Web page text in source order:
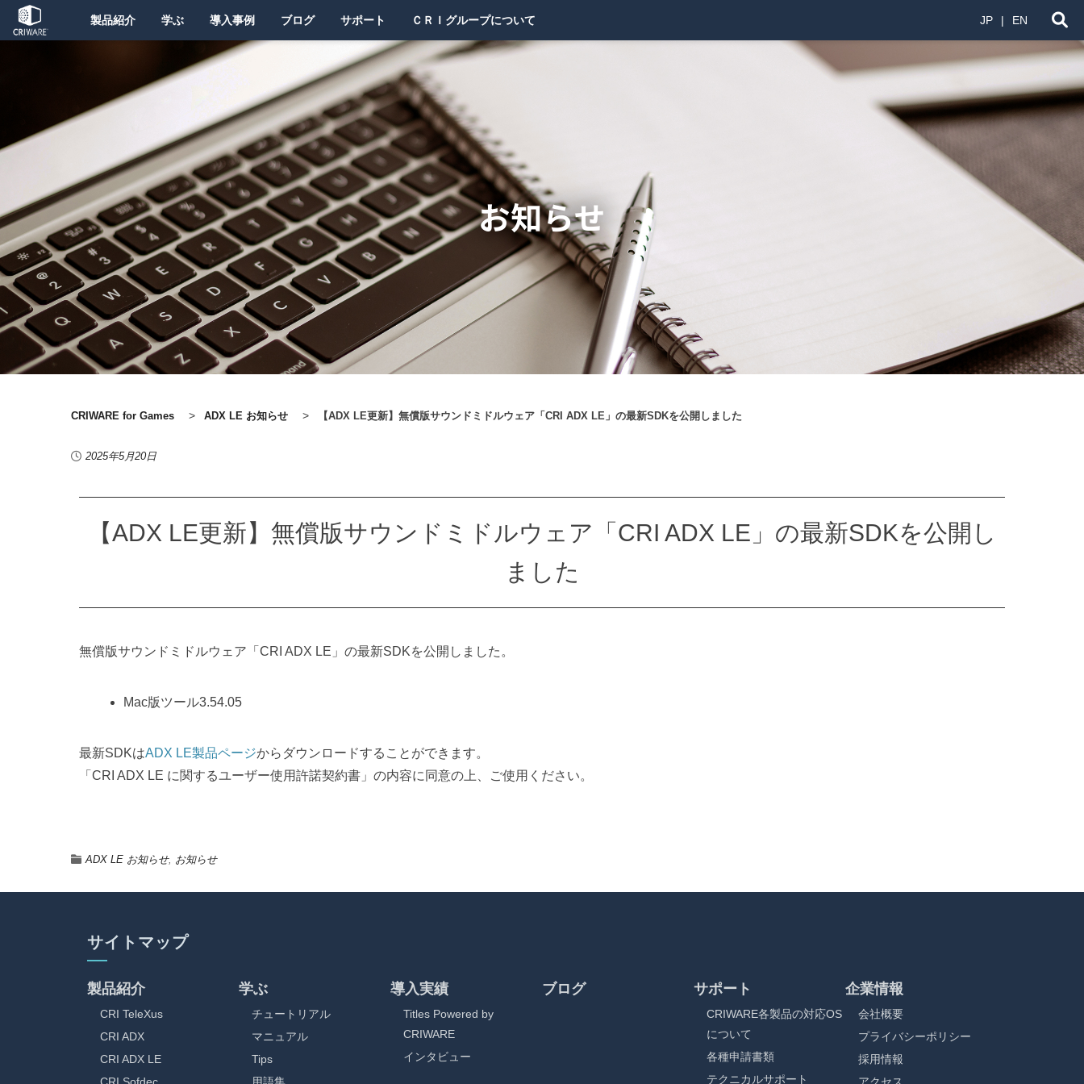
製品紹介 学ぶ 導入事例 ブログ サポート ＣＲＩグループについて JP EN
お知らせ
CRIWARE for Games > ADX LE お知らせ > 【ADX LE更新】無償版サウンドミドルウェア「CRI ADX LE」の最新SDKを公開しました
2025年5月20日
【ADX LE更新】無償版サウンドミドルウェア「CRI ADX LE」の最新SDKを公開し
ました
無償版サウンドミドルウェア「CRI ADX LE」の最新SDKを公開しました。
Mac版ツール3.54.05
最新SDKはADX LE製品ページからダウンロードすることができます。
「CRI ADX LE に関するユーザー使用許諾契約書」の内容に同意の上、ご使用ください。
ADX LE お知らせ, お知らせ
サイトマップ
製品紹介
CRI TeleXus
CRI ADX
CRI ADX LE
学ぶ
チュートリアル
マニュアル
Tips
導入実績
Titles Powered by
CRIWARE
インタビュー
ブログ サポート
CRIWARE各製品の対応OS
について
各種申請書類
テクニカルサポート
企業情報
会社概要
プライバシーポリシー
採用情報